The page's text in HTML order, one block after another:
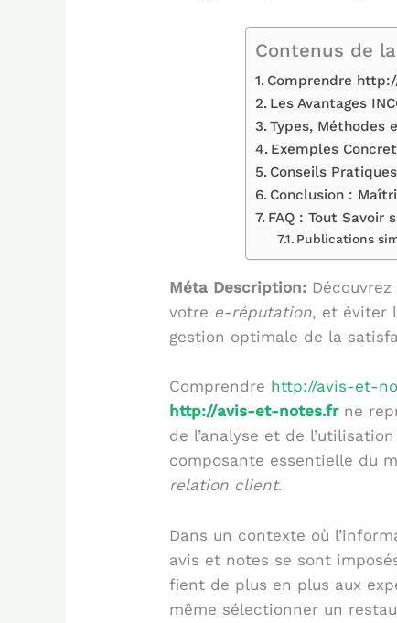
Contenus de
Comprendre
Les Avantages
Types, Méthodes
Exemples
Conseils
Conclusion :
FAQ : Tout
Publications
Méta Description:
votre e-réputation, et éviter
gestion optimale de la
Comprendre http://avis-et-
http://avis-et-notes.frne
de l’analyse et de
composante essentielle du
relation client.
Dans un contexte où
avis et notes se sont
fient de plus en plus aux
même sélectionner un